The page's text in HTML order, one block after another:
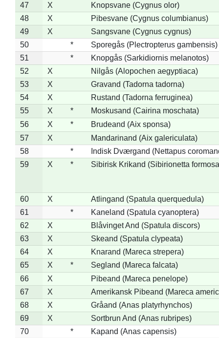
47
X
Knopsvane (Cygnus olor)
48
X
Pibesvane (Cygnus columbianus)
49
X
Sangsvane (Cygnus cygnus)
50
*
Sporegås (Plectropterus gambensis)
51
*
Knopgås (Sarkidiornis melanotos)
52
X
Nilgås (Alopochen aegyptiaca)
53
X
Gravand (Tadorna tadorna)
54
X
Rustand (Tadorna ferruginea)
55
X *
Moskusand (Cairina moschata)
56
X *
Brudeand (Aix sponsa)
57
X
Mandarinand (Aix galericulata)
58
*
Indisk Dværgand (Nettapus
59
X * Sibirisk Krikand (Sibirionetta
60 X
Atlingand (Spatula querquedula)
61
*
Kaneland (Spatula cyanoptera)
62
X
Blåvinget And (Spatula discors)
63
X
Skeand (Spatula clypeata)
64
X
Knarand (Mareca strepera)
65
X *
Segland (Mareca falcata)
66
X
Pibeand (Mareca penelope)
67
X
Amerikansk Pibeand (Mareca
68
X
Gråand (Anas platyrhynchos)
69
X
Sortbrun And (Anas rubripes)
70
*
Kapand (Anas capensis)